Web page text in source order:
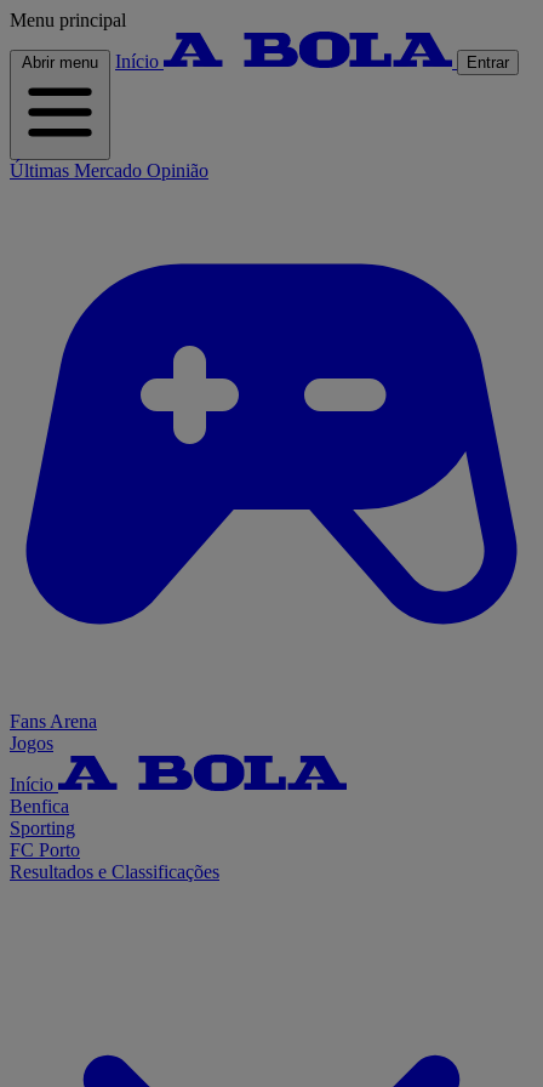
Menu principal
Abrir menu Início Entrar
Últimas Mercado Opinião
Fans Arena
Jogos
Início
Benfica
Sporting
FC Porto
Resultados e Classificações